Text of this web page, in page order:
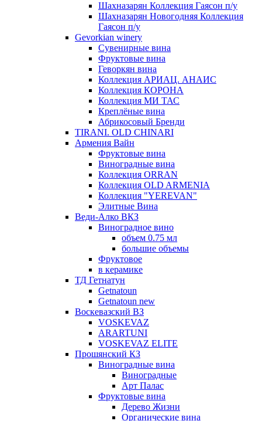
Шахназарян Коллекция Гаясон п/у
Шахназарян Новогодняя Коллекция
Гаясон п/у
Gevorkian winery
Сувенирные вина
Фруктовые вина
Геворкян вина
Коллекция АРИАЦ. АНАИС
Коллекция КОРОНА
Коллекция МИ ТАС
Креплёные вина
Абрикосовый Бренди
TIRANI. OLD CHINARI
Армения Вайн
Фруктовые вина
Виноградные вина
Коллекция ORRAN
Коллекция OLD ARMENIA
Коллекция "YEREVAN"
Элитные Вина
Веди-Алко ВКЗ
Виноградное вино
объем 0.75 мл
большие объемы
Фруктовое
в керамике
ТД Гетнатун
Getnatoun
Getnatoun new
Воскевазский ВЗ
VOSKEVAZ
ARARTUNI
VOSKEVAZ ELITE
Прошянский КЗ
Виноградные вина
Виноградные
Арт Палас
Фруктовые вина
Дерево Жизни
Органические вина